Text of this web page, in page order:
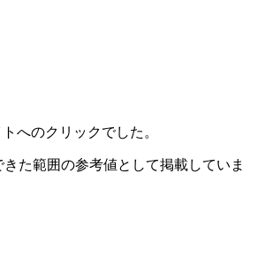
へのクリックでした。
た範囲の参考値として掲載していま